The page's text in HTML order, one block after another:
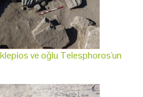
ve oğlu Telesphoros'un